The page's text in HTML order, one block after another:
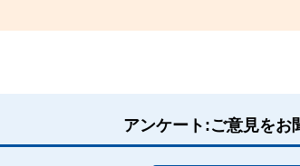
アンケート:ご意見をお